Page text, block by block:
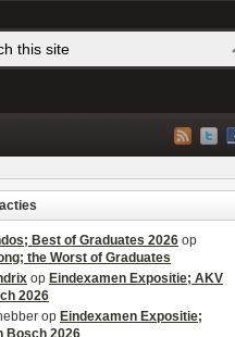
Best of Graduates 2026 op
the Worst of Graduates
op Eindexamen Expositie; AKV
2026
op Eindexamen Expositie;
Bosch 2026